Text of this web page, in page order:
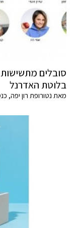
סובלים
בלוטת האדרנל
מאת נטורופת רון יפה,